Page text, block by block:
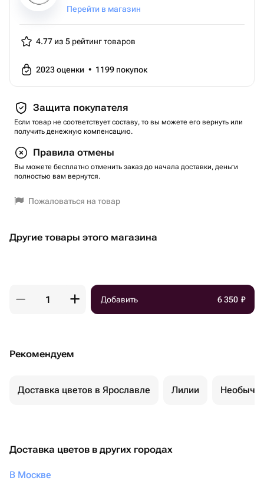
Перейти в магазин
4.77 из 5 рейтинг товаров
2023оценки • 1199 покупок
Защита покупателя
Если товар не соответствует составу, то вы можете его вернуть или
получить денежную компенсацию.
Правила отмены
Вы можете бесплатно отменить заказ до начала доставки, деньги
полностью вам вернутся.
Пожаловаться на товар
Другие товары этого магазина
Добавить 6 350 ₽
Рекомендуем
Доставка цветов в Ярославле Лилии
Доставка цветов в других городах
В Москве